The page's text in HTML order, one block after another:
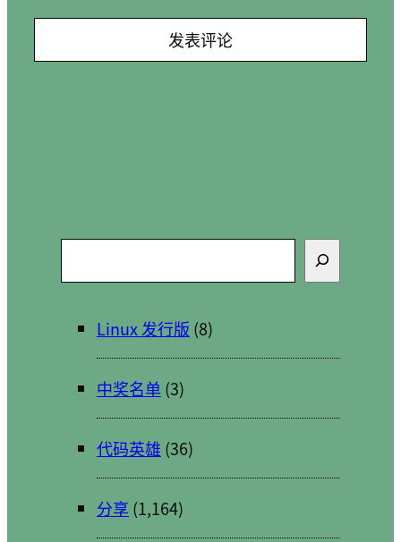
索
Linux 发行版 (8)
中奖名单 (3)
代码英雄 (36)
分享 (1,164)